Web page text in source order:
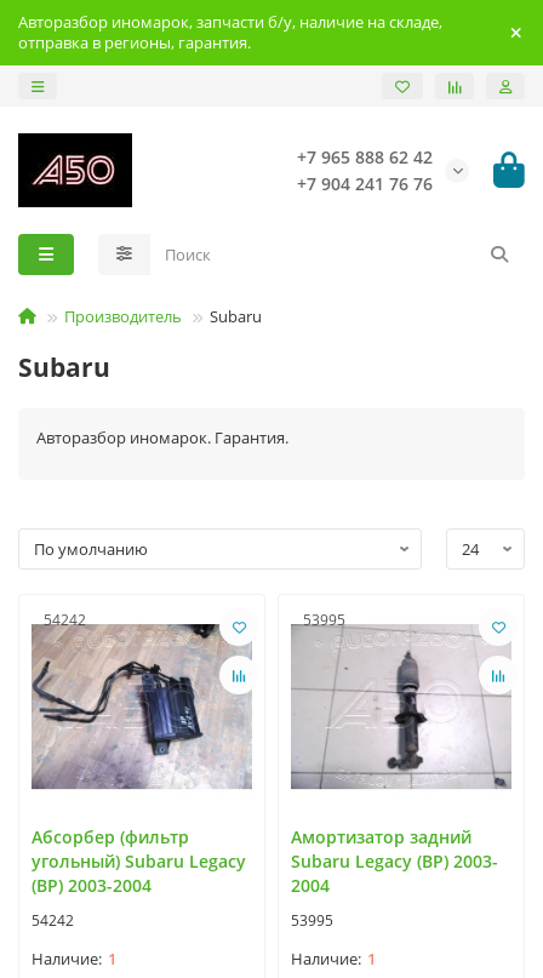
Авторазбор иномарок, запчасти б/у, наличие на складе,
отправка в регионы, гарантия.
+7 965 888 62 42
+7 904 241 76 76
Производитель Subaru
Subaru
Авторазбор иномарок. Гарантия.
54242
Абсорбер (фильтр
угольный) Subaru Legacy
(BP) 2003-2004
54242
1
53995
Амортизатор задний
Subaru Legacy (BP) 2003-
2004
53995
1